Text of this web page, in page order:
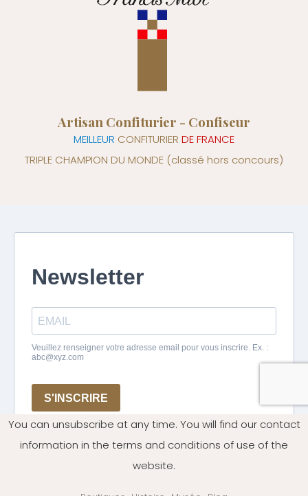
Artisan Confiturier - Confiseur
MEILLEUR CONFITURIER DE FRANCE
TRIPLE CHAMPION DU MONDE (classé hors concours)
You can unsubscribe at any time. You will find our contact
information in the terms and conditions of use of the
website.